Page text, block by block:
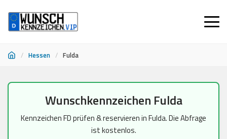
/ Hessen / Fulda
springen
Wunschkennzeichen Fulda
Kennzeichen FD prüfen & reservieren in Fulda. Die Abfrage
ist kostenlos.